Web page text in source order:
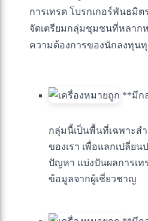
การเทรด โบรกเกอร์พันธมิต
จัดเตรียมกลุ่มชุมชนที่หลาก
ความต้องการของนักลงทุน
**มีก
กลุ่มนี้เป็นพื้นที่เฉพาะส
ของเรา เพื่อแลกเปลี่ย
ปัญหา แบ่งปันผลการเท
ข้อมูลจากผู้เชี่ยวชาญ